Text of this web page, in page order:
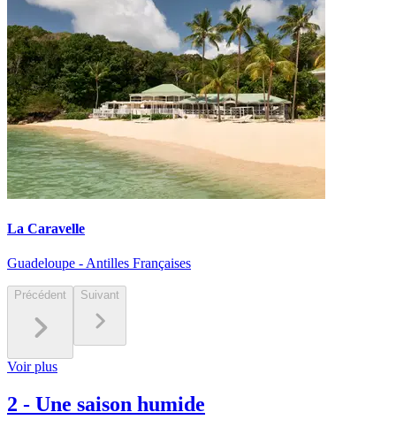
La Caravelle
Guadeloupe - Antilles Françaises
Précédent Suivant
Voir plus
2 - Une saison humide